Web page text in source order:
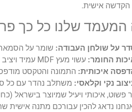
הקדשה אישית.
שלנו כל כך
על שולחן העבודה: שומר על
החומר: עשוי מעץ MDF עמיד ויציב שמחזיק היטב את המכשיר הנייד.
איכותית: התמונה והטקסט
נקי וקלאסי: משתלב נהדר עם כל
נדאג להכין עבורכם מתנה